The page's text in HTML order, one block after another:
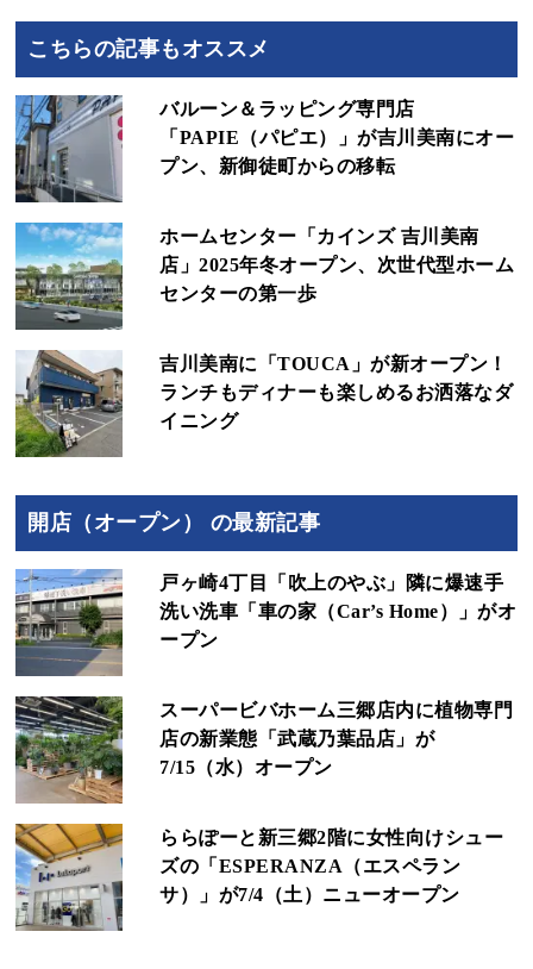
こちらの記事もオススメ
バルーン＆ラッピング専門店
「PAPIE（パピエ）」が吉川美南にオー
プン、新御徒町からの移転
ホームセンター「カインズ 吉川美南
店」2025年冬オープン、次世代型ホーム
センターの第一歩
吉川美南に「TOUCA」が新オープン！
ランチもディナーも楽しめるお洒落なダ
イニング
開店（オープン） の最新記事
戸ヶ崎4丁目「吹上のやぶ」隣に爆速手
洗い洗車「車の家（Car’s Home）」がオ
ープン
スーパービバホーム三郷店内に植物専門
店の新業態「武蔵乃葉品店」が
7/15（水）オープン
ららぽーと新三郷2階に女性向けシュー
ズの「ESPERANZA（エスペラン
サ）」が7/4（土）ニューオープン